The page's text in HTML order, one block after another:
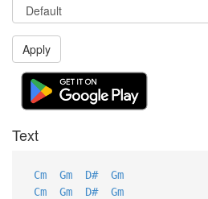
Apply
Text
Cm Gm D#
Gm
Cm
Gm D# Gm